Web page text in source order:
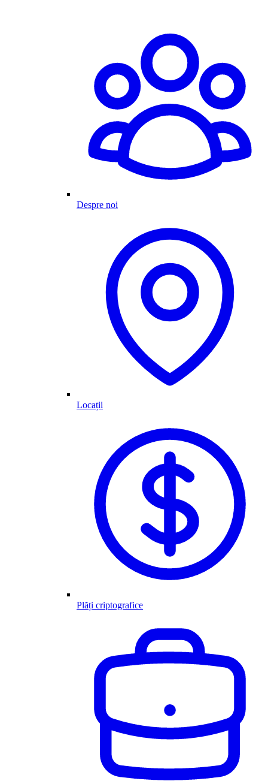
Despre noi
Locații
Plăți criptografice